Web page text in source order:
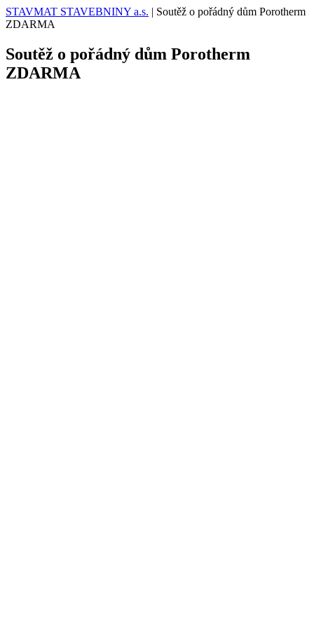
STAVMAT STAVEBNINY a.s. | Soutěž o pořádný dům Porotherm
ZDARMA
Soutěž o pořádný dům Porotherm
ZDARMA